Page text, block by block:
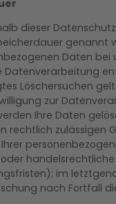
dieser
genannt
Daten bei
Datenverarbeitung
Löschersuchen
zur
Ihre Daten
rechtlich zulässigen
handelsrechtliche
im
nach Fortfall